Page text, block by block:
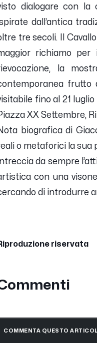
dialogare con la
dall’antica
tre secoli.
Il
richiamo per
la
frutto
fino al 21
XX Settembre,
biografica di
o metaforici la
da sempre
con una visone
di introdurre
riservata
COMMENTA QUESTO